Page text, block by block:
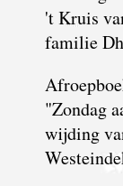
't Kruis
familie
"Zondag
wijding